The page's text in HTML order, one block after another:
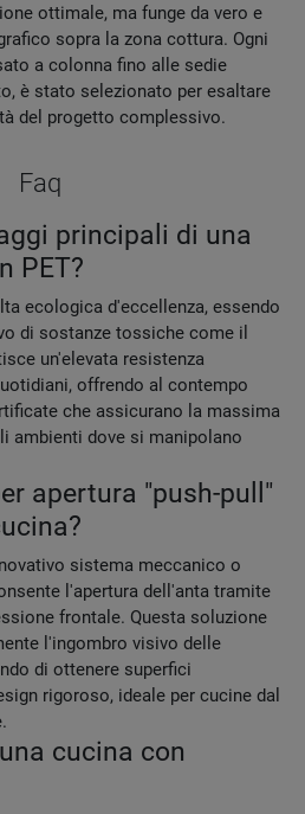
ottimale, ma funge da vero e
sopra la zona cottura. Ogni
a colonna fino alle sedie
è stato selezionato per esaltare
del progetto complessivo.
Faq
principali di una
PET?
ecologica d'eccellenza, essendo
di sostanze tossiche come il
un'elevata resistenza
offrendo al contempo
che assicurano la massima
ambienti dove si manipolano
apertura "push-pull"
sistema meccanico o
l'apertura dell'anta tramite
frontale. Questa soluzione
l'ingombro visivo delle
di ottenere superfici
rigoroso, ideale per cucine dal
cucina con